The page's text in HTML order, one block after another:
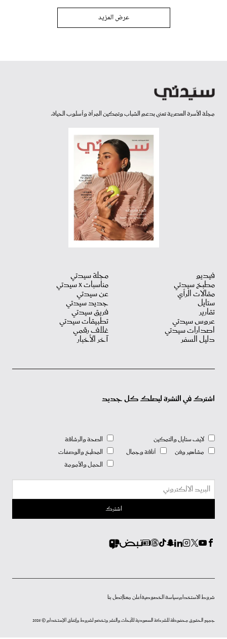
عرض المزيد
مجلة الأسرة العصرية تعنى بدعم الشباب وتمكين المرأة وأسلوب الحياة.
فيديو
مطبخ سيدتي
مقالات الرأي
ستايل
تقارير
عروس سيدتي
اصدارات سيدتي
دليل السفر
مجلة سيدتي
مناسبات X سيدتي
عن سيدتي
جديد سيدتي
فريق سيدتي
تطبيقات سيدتي
غلاف رقمي
آخر الأخبار
اشترك في النشرة ليصلك كل جديد
لايف ستايل والتمكين
مشاهير وفن
أناقة وجمال
الصحة والرشاقة
المطبخ والوصفات
الحمل والأمومة
شروط الاستخدامسياسة الخصوصيةأعلن معناإتصل بنا
جميع الحقوق محفوظة للشركة السعودية للأبحاث والنشر وتخضع لشروط وإتفاق الإستخدام © 2026